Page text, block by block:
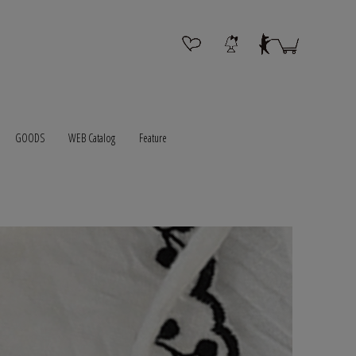
GOODS WEB Catalog Feature